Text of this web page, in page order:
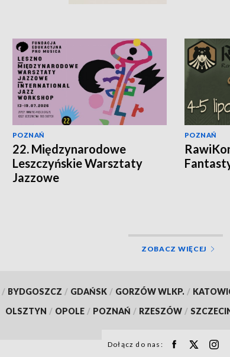
POZNAŃ
22. Międzynarodowe
Leszczyńskie Warsztaty
Jazzowe
POZNAŃ
ZOBACZ WIĘCEJ
/ BYDGOSZCZ / GDAŃSK / GORZÓW WLKP. /
OLSZTYN / OPOLE / POZNAŃ / RZESZÓW /
Dołącz do nas: